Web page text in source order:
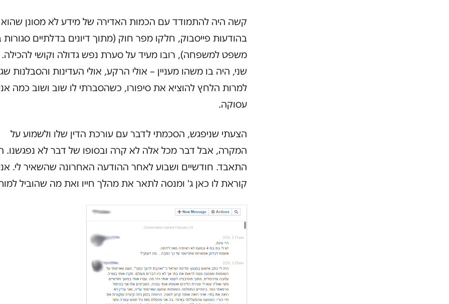
קשה היה להתמודד עם הכמות האדירה של מידע לא מסונן
בהודעות פייסבוק, חלקו מפר חוק (מתוך דיונים בדלתיים סגורות
משפט למשפחה), רובו מעיד על סערת נפש גדולה וקושי
שני, היה בו משהו מעניין – אולי הרקע, אולי העדינות והסבלנות
למרות הלחץ להוציא את סיפורו, כשהסברתי לו שוב ושוב כמה
עסוקה.
הצעתי שניפגש, הסכמתי לדבר עם עורכת הדין שלו ולשמוע על
המקרה, אבל דבר מכל אלה לא קרה ובסופו של דבר לא נפגשנו.
התאבד. חודשיים ושבוע לאחר ההודעה האחרונה שהשאיר לי.
קוראת לו כאן ג' ומנסה לתאר את מהלך חייו ואת מה שהוביל